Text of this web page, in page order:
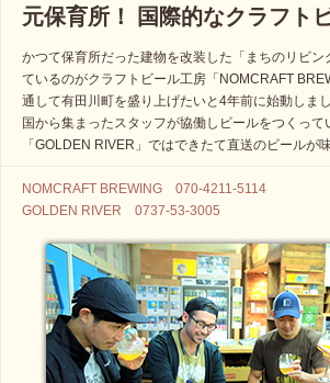
元保育所！ 国際的なクラフト
かつて保育所だった建物を改装した「まちのリビン
ているのがクラフトビール工房「NOMCRAFT
通して有田川町を盛り上げたいと4年前に始動しま
国から集まったスタッフが協働しビールをつくっ
「GOLDEN RIVER」ではできたて直送のビールが
NOMCRAFT BREWING 070-4211-5114
GOLDEN RIVER 0737-53-3005